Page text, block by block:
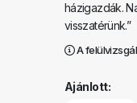
házigazdák.
visszatérünk.”
A
Ajánlott: